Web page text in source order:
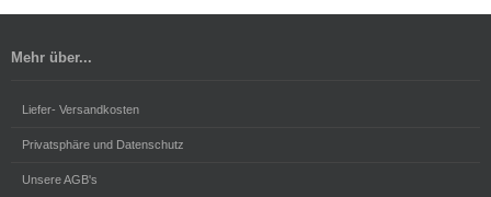
Mehr über...
Liefer- Versandkosten
Privatsphäre und Datenschutz
Unsere AGB's